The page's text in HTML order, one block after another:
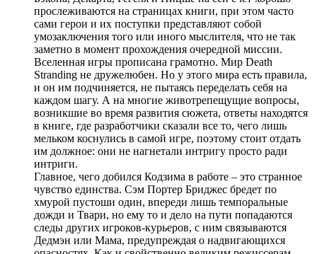
прослеживаются на страницах книги, при этом часто
сами герои и их поступки представляют собой
умозаключения того или иного мыслителя, что не так
заметно в момент прохождения очередной миссии.
Вселенная игры прописана грамотно. Мир Death
Stranding не дружелюбен. Но у этого мира есть правила,
и он им подчиняется, не пытаясь переделать себя на
каждом шагу. А на многие животрепещущие вопросы,
возникшие во время развития сюжета, ответы находятся
в книге, где разработчики сказали все то, чего лишь
мельком коснулись в самой игре, поэтому стоит отдать
им должное: они не нагнетали интригу просто ради
интриги.
Главное, чего добился Кодзима в работе – это странное
чувство единства. Сэм Портер Бриджес бредет по
хмурой пустоши один, впереди лишь темпоральные
дожди и Твари, но ему то и дело на пути попадаются
следы других игроков-курьеров, с ним связываются
Дедмэн или Мама, предупреждая о надвигающихся